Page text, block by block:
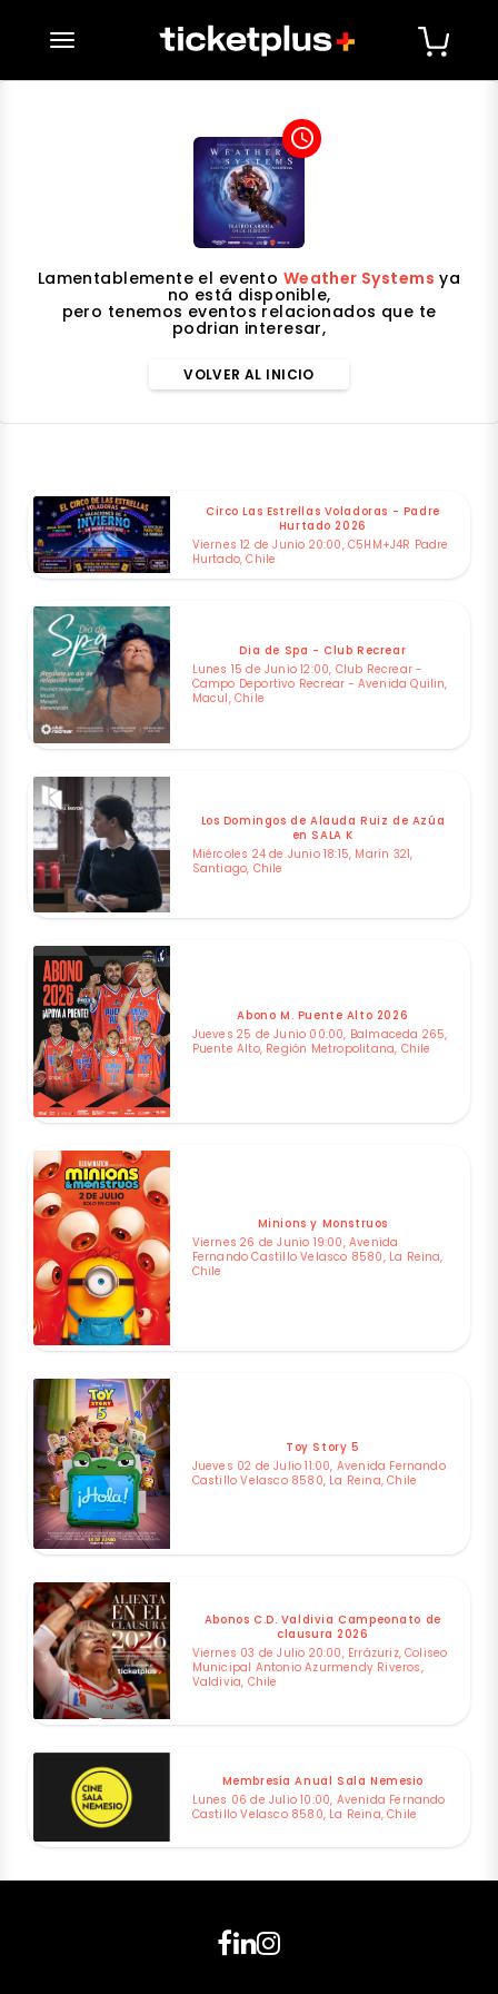
desplegar navegación
access_time
Lamentablemente el evento Weather Systems ya
no está disponible,
pero tenemos eventos relacionados que te
podrian interesar,
VOLVER AL INICIO
Circo Las Estrellas Voladoras - Padre
Hurtado 2026
Viernes 12 de Junio 20:00, C5HM+J4R Padre
Hurtado, Chile
Dia de Spa - Club Recrear
Lunes 15 de Junio 12:00, Club Recrear -
Campo Deportivo Recrear - Avenida Quilin,
Macul, Chile
Los Domingos de Alauda Ruiz de Azúa
en SALA K
Miércoles 24 de Junio 18:15, Marín 321,
Santiago, Chile
Abono M. Puente Alto 2026
Jueves 25 de Junio 00:00, Balmaceda 265,
Puente Alto, Región Metropolitana, Chile
Minions y Monstruos
Viernes 26 de Junio 19:00, Avenida
Fernando Castillo Velasco 8580, La Reina,
Chile
Toy Story 5
Jueves 02 de Julio 11:00, Avenida Fernando
Castillo Velasco 8580, La Reina, Chile
Abonos C.D. Valdivia Campeonato de
clausura 2026
Viernes 03 de Julio 20:00, Errázuriz, Coliseo
Municipal Antonio Azurmendy Riveros,
Valdivia, Chile
Membresía Anual Sala Nemesio
Lunes 06 de Julio 10:00, Avenida Fernando
Castillo Velasco 8580, La Reina, Chile